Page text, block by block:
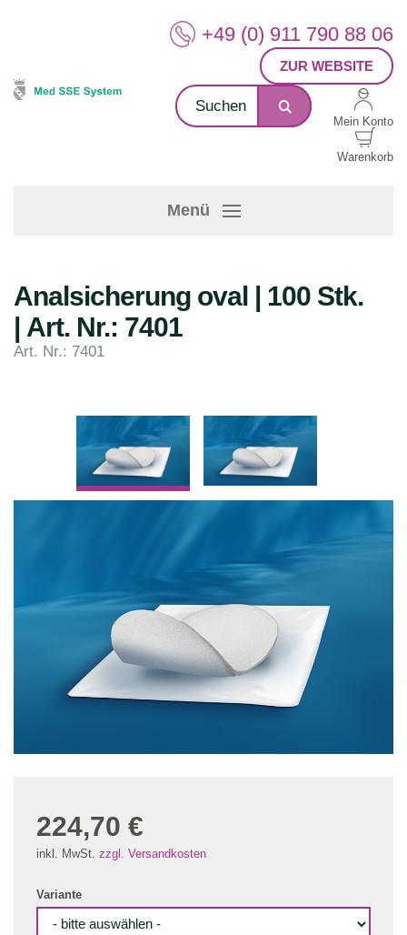
+49 (0) 911 790 88 06
ZUR WEBSITE
Mein Konto
Warenkorb
Menü
Analsicherung oval | 100 Stk.
| Art. Nr.: 7401
Art. Nr.: 7401
224,70 €
inkl. MwSt. zzgl. Versandkosten
Variante